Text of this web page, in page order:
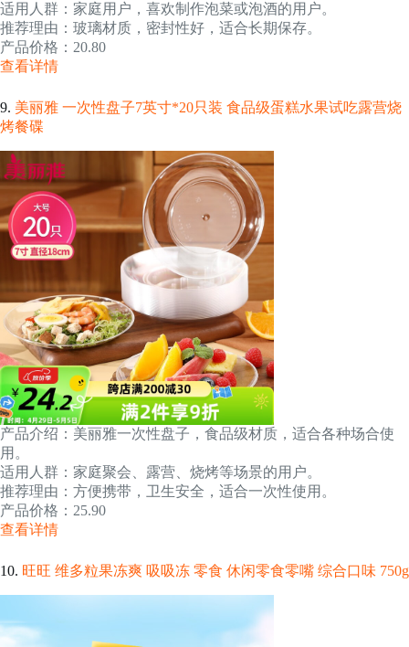
适用人群：家庭用户，喜欢制作泡菜或泡酒的用户。
推荐理由：玻璃材质，密封性好，适合长期保存。
产品价格：20.80
查看详情
9. 美丽雅 一次性盘子7英寸*20只装 食品级蛋糕水果试吃露营烧
烤餐碟
产品介绍：美丽雅一次性盘子，食品级材质，适合各种场合使
用。
适用人群：家庭聚会、露营、烧烤等场景的用户。
推荐理由：方便携带，卫生安全，适合一次性使用。
产品价格：25.90
查看详情
10. 旺旺 维多粒果冻爽 吸吸冻 零食 休闲零食零嘴 综合口味 750g